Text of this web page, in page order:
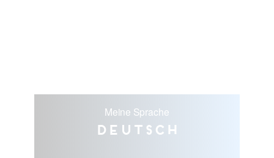
Meine Sprache
Deutsch